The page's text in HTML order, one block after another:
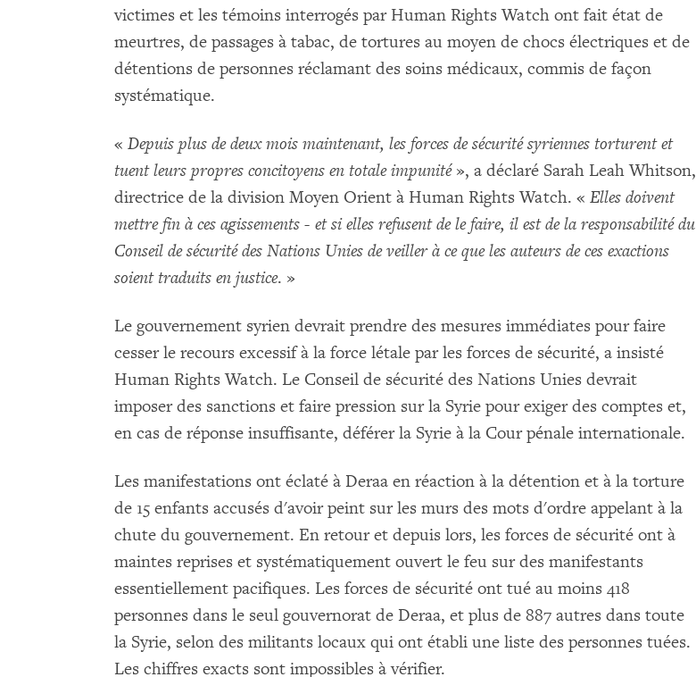
victimes et les témoins interrogés par Human Rights Watch ont fait état de
meurtres, de passages à tabac, de tortures au moyen de chocs électriques et de
détentions de personnes réclamant des soins médicaux, commis de façon
systématique.
« Depuis plus de deux mois maintenant, les forces de sécurité syriennes torturent et
tuent leurs propres concitoyens en totale impunité», a déclaré Sarah Leah Whitson,
directrice de la division Moyen Orient à Human Rights Watch. « Elles doivent
mettre fin à ces agissements - et si elles refusent de le faire, il est de la responsabilité du
Conseil de sécurité des Nations Unies de veiller à ce que les auteurs de ces exactions
soient traduits en justice. »
Le gouvernement syrien devrait prendre des mesures immédiates pour faire
cesser le recours excessif à la force létale par les forces de sécurité, a insisté
Human Rights Watch. Le Conseil de sécurité des Nations Unies devrait
imposer des sanctions et faire pression sur la Syrie pour exiger des comptes et,
en cas de réponse insuffisante, déférer la Syrie à la Cour pénale internationale.
Les manifestations ont éclaté à Deraa en réaction à la détention et à la torture
de 15 enfants accusés d'avoir peint sur les murs des mots d'ordre appelant à la
chute du gouvernement. En retour et depuis lors, les forces de sécurité ont à
maintes reprises et systématiquement ouvert le feu sur des manifestants
essentiellement pacifiques. Les forces de sécurité ont tué au moins 418
personnes dans le seul gouvernorat de Deraa, et plus de 887 autres dans toute
la Syrie, selon des militants locaux qui ont établi une liste des personnes tuées.
Les chiffres exacts sont impossibles à vérifier.